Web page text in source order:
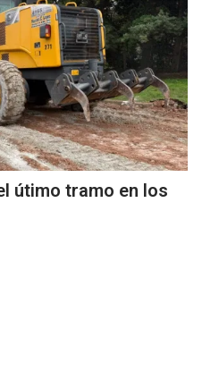
útimo tramo en los